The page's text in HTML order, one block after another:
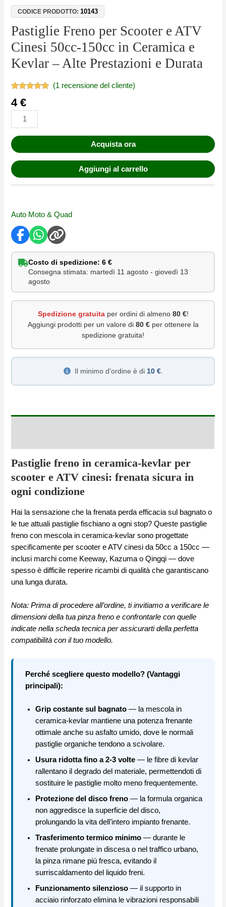
CODICE PRODOTTO:10143
Pastiglie Freno per Scooter e ATV
Cinesi 50cc-150cc in Ceramica e
Kevlar – Alte Prestazioni e Durata
5.00su 5
su base
(1 recensione del cliente)
4€
Acquista ora
Aggiungi al carrello
Auto Moto & Quad
Costo di spedizione: 6 €
Consegna stimata: martedì 11 agosto - giovedì 13
agosto
Spedizione gratuitaper ordini di almeno 80 €!
Aggiungi prodotti per un valore di 80 €per ottenere la
spedizione gratuita!
Il minimo d'ordine è di 10 €.
Pastiglie freno in ceramica-kevlar per
scooter e ATV cinesi: frenata sicura in
ogni condizione
Hai la sensazione che la frenata perda efficacia sul bagnato o
le tue attuali pastiglie fischiano a ogni stop? Queste pastiglie
freno con mescola in ceramica-kevlar sono progettate
specificamente per scooter e ATV cinesi da 50cc a 150cc —
inclusi marchi come Keeway, Kazuma o Qingqi — dove
spesso è difficile reperire ricambi di qualità che garantiscano
una lunga durata.
Nota: Prima di procedere all’ordine, ti invitiamo a verificare le
dimensioni della tua pinza freno e confrontarle con quelle
indicate nella scheda tecnica per assicurarti della perfetta
compatibilità con il tuo modello.
Perché scegliere questo modello? (Vantaggi
principali):
Grip costante sul bagnato — la mescola in
ceramica-kevlar mantiene una potenza frenante
ottimale anche su asfalto umido, dove le normali
pastiglie organiche tendono a scivolare.
Usura ridotta fino a 2-3 volte — le fibre di kevlar
rallentano il degrado del materiale, permettendoti di
sostituire le pastiglie molto meno frequentemente.
Protezione del disco freno — la formula organica
non aggredisce la superficie del disco,
prolungando la vita dell’intero impianto frenante.
Trasferimento termico minimo — durante le
frenate prolungate in discesa o nel traffico urbano,
la pinza rimane più fresca, evitando il
surriscaldamento del liquido freni.
Funzionamento silenzioso — il supporto in
acciaio rinforzato elimina le vibrazioni responsabili